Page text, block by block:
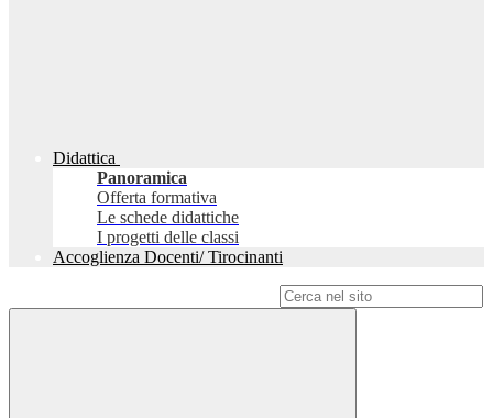
Didattica
Panoramica
Offerta formativa
Le schede didattiche
I progetti delle classi
Accoglienza Docenti/ Tirocinanti